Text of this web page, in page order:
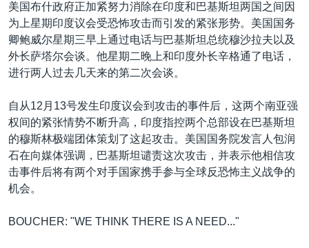
转
到
导
航
跳
到
检
索
最新国际新闻
印太
中东
非洲
美洲
全球议题
分类新闻
经济·金融·贸易
人权·法律·宗教
军事
劳工
环境
美中关系
热点专题
国会报道
美中关系
美国建国250周年
埃博拉疫情
VOA今日焦点
中文广播
关注我们
美国布什政府正加紧努力消除在印度和巴基斯坦两国之间因
为上星期印度议会受恐怖攻击而引发的紧张形势。美国国务
卿鲍威尔星期三早上通过电话与巴基斯坦总统穆沙拉夫以及
外长萨塔尔会谈。他星期二晚上和印度外长辛格通了电话，
进行两人过去几天来的第二次会谈。
自从12月13号发生印度议会到攻击的事件后，这两个南亚强
权间的紧张情势不断升高，印度指控两个总部设在巴基斯坦
的穆斯林极端团体策划了这起攻击。美国国务院发言人包润
石在向媒体强调，巴基斯坦谴责这次攻击，并表示他相信攻
击事件后将有两个对手国家携手参与全球反恐怖主义战争的
机会。
BOUCHER: "WE THINK THERE IS A NEED..."